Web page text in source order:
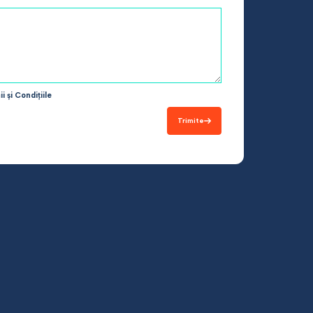
și Condițiile
Trimite